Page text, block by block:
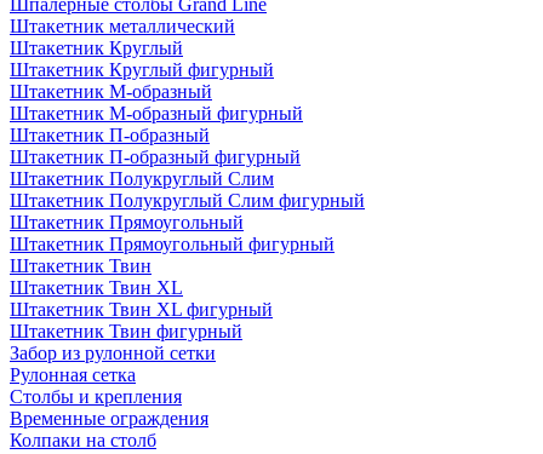
Шпалерные столбы Grand Line
Штакетник металлический
Штакетник Круглый
Штакетник Круглый фигурный
Штакетник М-образный
Штакетник М-образный фигурный
Штакетник П-образный
Штакетник П-образный фигурный
Штакетник Полукруглый Слим
Штакетник Полукруглый Слим фигурный
Штакетник Прямоугольный
Штакетник Прямоугольный фигурный
Штакетник Твин
Штакетник Твин XL
Штакетник Твин XL фигурный
Штакетник Твин фигурный
Забор из рулонной сетки
Рулонная сетка
Столбы и крепления
Временные ограждения
Колпаки на столб